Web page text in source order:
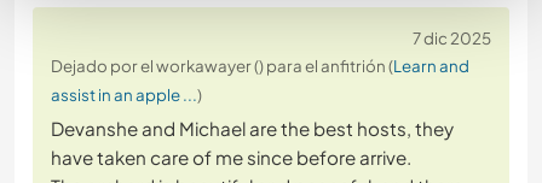
7 dic 2025
Dejado por el workawayer () para el anfitrión (Learn and
assist in an apple ...)
Devanshe and Michael are the best hosts, they
have taken care of me since before arrive.